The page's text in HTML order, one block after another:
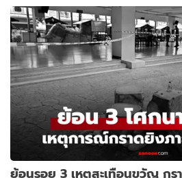
ย้อนรอย 3 เหตุสะเทือนขวัญ กร